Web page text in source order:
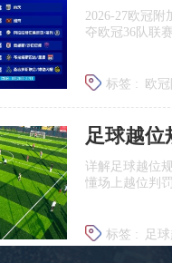
2026‑27欧冠
夺欧冠36队联
标签 : 欧
足球越位
详解足球越位
懂场上越位判
标签 :
足